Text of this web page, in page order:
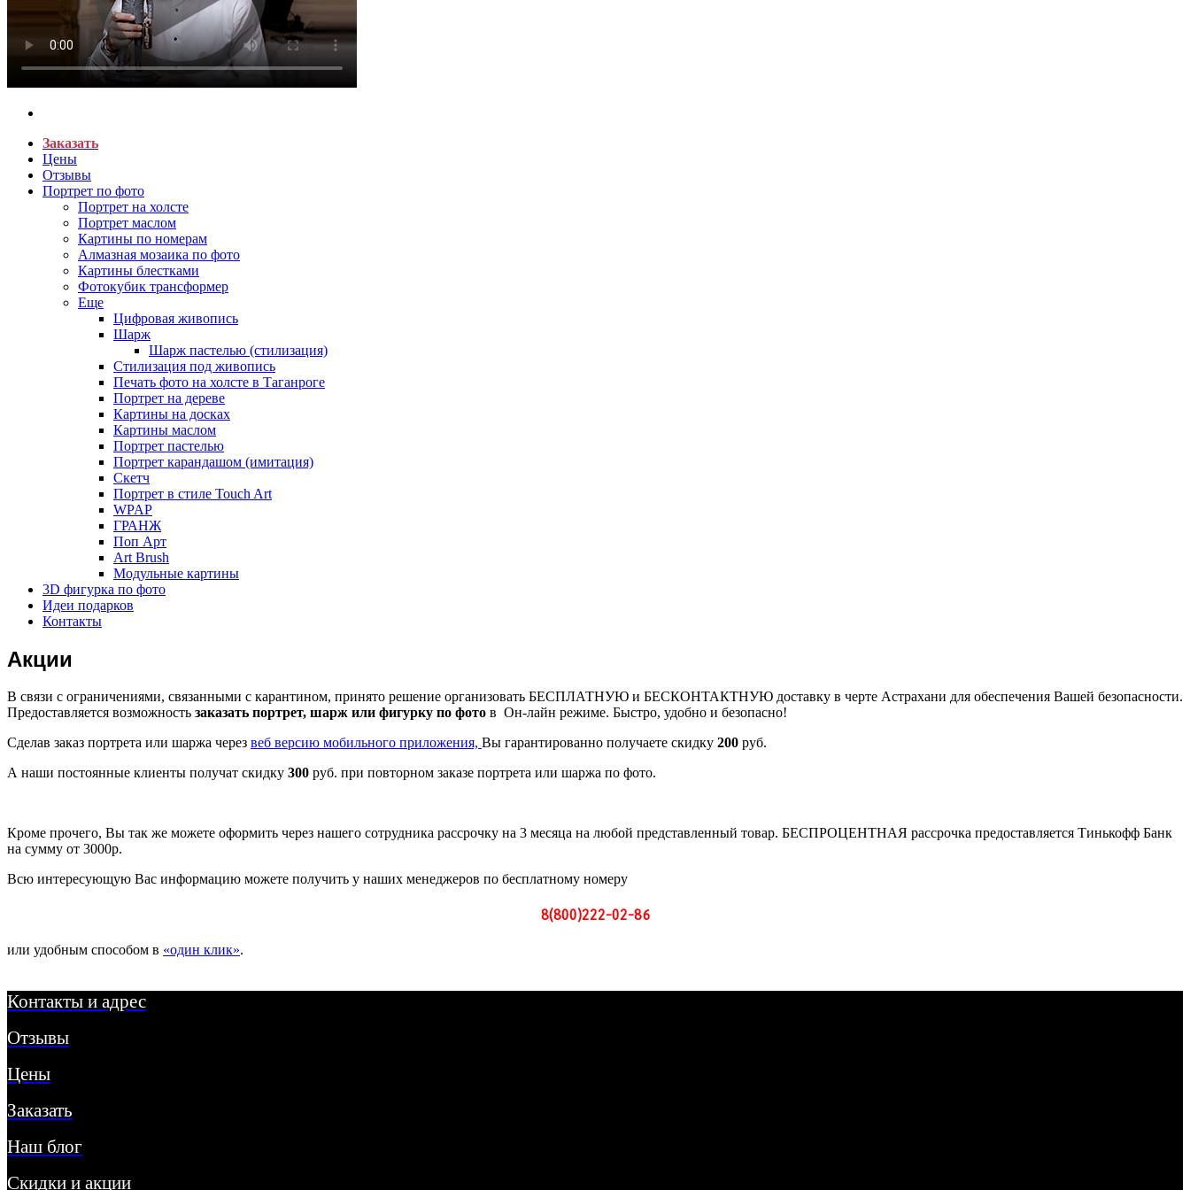
Заказать
Цены
Отзывы
Портрет по фото
Портрет на холсте
Портрет маслом
Картины по номерам
Алмазная мозаика по фото
Картины блестками
Фотокубик трансформер
Еще
Цифровая живопись
Шарж
Шарж пастелью (стилизация)
Стилизация под живопись
Печать фото на холсте в Таганроге
Портрет на дереве
Картины на досках
Картины маслом
Портрет пастелью
Портрет карандашом (имитация)
Скетч
Портрет в стиле Touch Art
WPAP
ГРАНЖ
Поп Арт
Art Brush
Модульные картины
3D фигурка по фото
Идеи подарков
Контакты
Акции
В связи с ограничениями, связанными с карантином, принято решение организовать БЕСПЛАТНУЮ и БЕСКОНТАКТНУЮ доставку в черте Астрахани для обеспечения Вашей безопасности.
Предоставляется возможность заказать портрет, шарж или фигурку по фото в Он-лайн режиме. Быстро, удобно и безопасно!
Сделав заказ портрета или шаржа через веб версию мобильного приложения, Вы гарантированно получаете скидку 200 руб.
А наши постоянные клиенты получат скидку 300 руб. при повторном заказе портрета или шаржа по фото.
Кроме прочего, Вы так же можете оформить через нашего сотрудника рассрочку на 3 месяца на любой представленный товар. БЕСПРОЦЕНТНАЯ рассрочка предоставляется Тинькофф Банк
на сумму от 3000р.
Всю интересующую Вас информацию можете получить у наших менеджеров по бесплатному номеру
8(800)222-02-86
или удобным способом в «один клик».
Контакты и адрес
Отзывы
Цены
Заказать
Наш блог
Скидки и акции